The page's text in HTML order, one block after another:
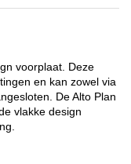
voorplaat. Deze
en kan zowel via
De Alto Plan
vlakke design